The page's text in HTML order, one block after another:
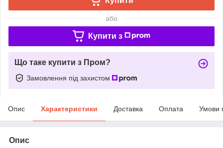
або
Купити з
Що таке купити з Пром?
Замовлення під захистом
Опис Характеристики Доставка Оплата Умови
Опис